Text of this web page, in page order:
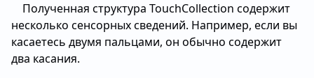
Полученная структура TouchCollection содержит
несколько сенсорных сведений. Например, если вы
касаетесь двумя пальцами, он обычно содержит
два касания.